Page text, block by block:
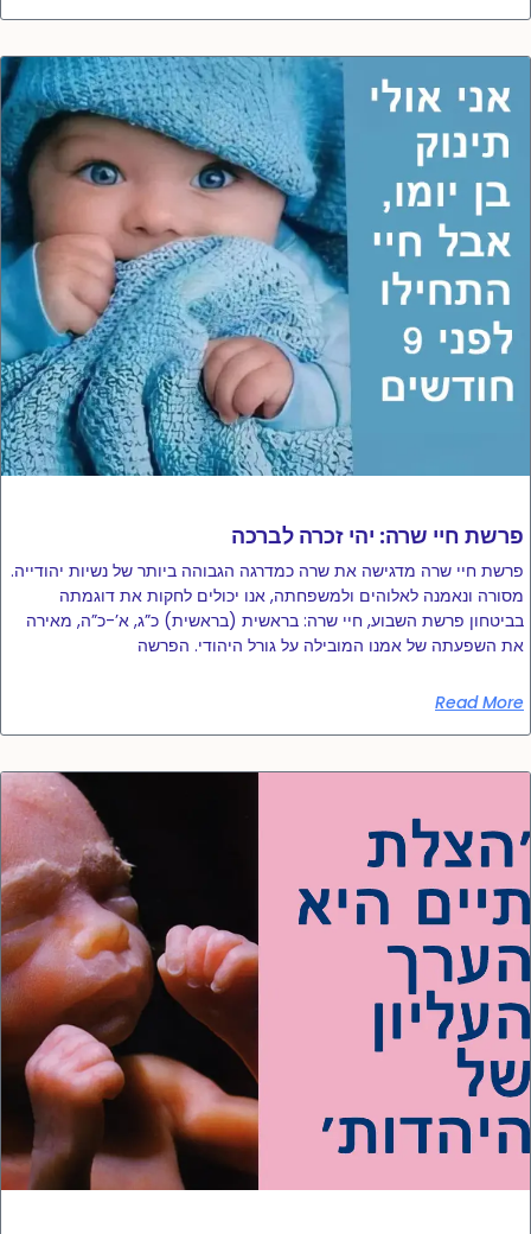
פרשת חיי שרה: יהי זכרה לברכה
פרשת חיי שרה מדגישה את שרה כמדרגה הגבוהה ביותר של נשיות יהודייה.
מסורה ונאמנה לאלוהים ולמשפחתה, אנו יכולים לחקות את דוגמתה
בביטחון פרשת השבוע, חיי שרה: בראשית (בראשית) כ”ג, א’-כ”ה, מאירה
את השפעתה של אמנו המובילה על גורל היהודי. הפרשה
Read More